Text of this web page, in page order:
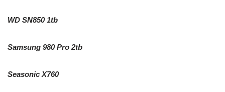
WD SN850 1tb
Samsung 980 Pro 2tb
Seasonic X760